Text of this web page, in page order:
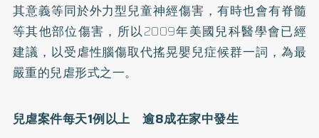
其意義等同於外力型兒童神經傷害，有時也會有脊髓
等其他部位傷害，所以2009年美國兒科醫學會已經
建議，以受虐性腦傷取代搖晃嬰兒症候群一詞，為最
嚴重的兒虐形式之一。
兒虐案件每天1例以上 逾8成在家中發生